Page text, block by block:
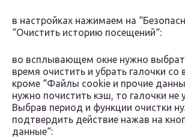
в настройках нажимаем на
“Очистить историю посещений“:
во всплывающем окне нужно
время очистить и убрать галочки со
кроме “Файлы cookie и прочие
нужно почистить кэш, то галочки не
Выбрав период и функции очистки
подтвердить действие нажав на
данные“: